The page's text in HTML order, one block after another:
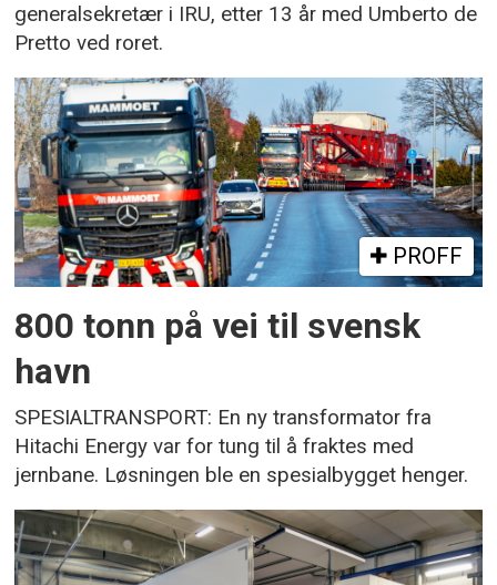
generalsekretær i IRU, etter 13 år med Umberto de
Pretto ved roret.
PROFF
800 tonn på vei til svensk
havn
SPESIALTRANSPORT: En ny transformator fra
Hitachi Energy var for tung til å fraktes med
jernbane. Løsningen ble en spesialbygget henger.